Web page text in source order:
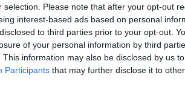
selection. Please note that after your opt-out
interest-based ads based on personal
to third parties prior to your opt-out.
of your personal information by third
This information may also be disclosed by us
Participants that may further disclose it to